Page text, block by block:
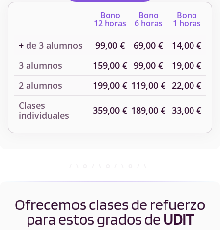
Bono
12 horas
Bono
6 horas
Bono
1 horas
+ de 3 alumnos 99,00 € 69,00 €
14,00 €
3 alumnos
159,00 € 99,00 €
19,00 €
2 alumnos
199,00 € 119,00 € 22,00 €
Clases
individuales
359,00 € 189,00 € 33,00 €
Ofrecemos clases de refuerzo
para estos grados de UDIT